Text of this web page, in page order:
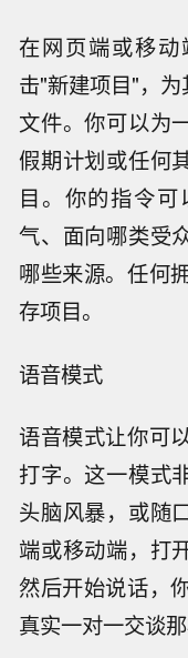
在网页端或移
击"新建项目"，
文件。你可以为
假期计划或任何
目。你的指令
气、面向哪类受
哪些来源。任何
存项目。
语音模式
语音模式让你可
打字。这一模式
头脑风暴，或随
端或移动端，打
然后开始说话，
真实一对一交谈那